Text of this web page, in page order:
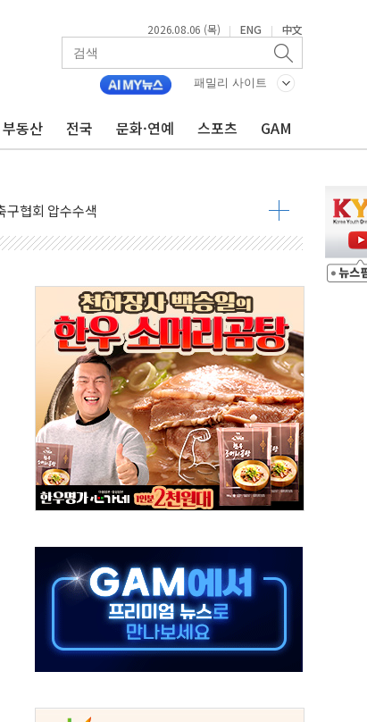
2026.08.06 (목) | ENG | 中文
패밀리 사이트
부동산 전국 문화·연예 스포츠 GAM
드 보안인증 획득
광발전 '첫삽'…남동발전, 재생에너지 '앞장'
터 본격화
메모리 기술력 과시
열 인테리어 관심 급증"
표, 자사주 매수
실적에 13%대 급등
…신규 항공사 진입길 열려
활파킹통장' 출시
럼프...당내선 "안 먹힌다" 균열
훈컨퍼런스'… 한미동맹 상징성 부각
력망 구축 계약
발언 논란 사과…"재발 방지 모든 조치"
두 '파란불'
이 자처…보완수사권 폐지해도 되나"